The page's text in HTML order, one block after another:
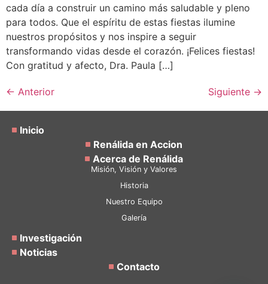
cada día a construir un camino más saludable y pleno
para todos. Que el espíritu de estas fiestas ilumine
nuestros propósitos y nos inspire a seguir
transformando vidas desde el corazón. ¡Felices fiestas!
Con gratitud y afecto, Dra. Paula […]
← Anterior Siguiente →
Inicio
Renálida en Accion
Acerca de Renálida
Misión, Visión y Valores
Historia
Nuestro Equipo
Galería
Investigación
Noticias
Contacto